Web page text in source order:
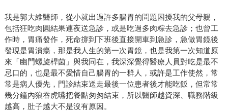
我是郭大維醫師，從小就出過許多腸胃的問題困擾我的父母親，
包括狂吃肉圓結果連夜送急診，或是吃過多肉粽去急診；也曾工
作時，胃痛發作，死命撐到下班後直接開車到急診，急做胃鏡後
發現是胃潰瘍，那是我人生的第一次胃鏡，也是我第一次知道原
來「幽門螺旋桿菌」與我同在，我深深覺得醫療人員對吃是最不
忌口的，也是最不愛惜自己腸胃的一群人，或許是工作使然，常
常是病人優先，門診結束送走最後一位患者後才能吃飯，但常常
幾分鐘內狼吞虎嚥把餐點匆匆結束，所以醫師越資深、職務階級
越高，肚子越大不是沒有原因。